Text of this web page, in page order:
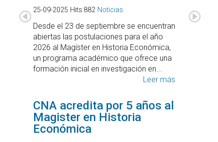
25-09-2025 Hits:882 Noticias
Desde el 23 de septiembre se encuentran
abiertas las postulaciones para el año
2026 al Magíster en Historia Económica,
un programa académico que ofrece una
formación inicial en investigación en...
Leer más
CNA acredita por 5 años al
Magister en Historia
Económica